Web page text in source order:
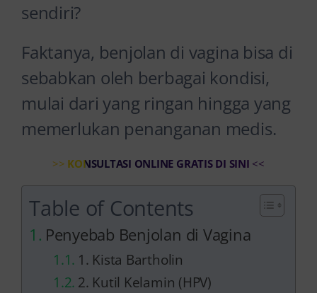
sendiri?
Faktanya, benjolan di vagina bisa di
sebabkan oleh berbagai kondisi,
mulai dari yang ringan hingga yang
memerlukan penanganan medis.
>> KONSULTASI ONLINE GRATIS DI SINI <<
Table of Contents
Penyebab Benjolan di Vagina
1. Kista Bartholin
2. Kutil Kelamin (HPV)